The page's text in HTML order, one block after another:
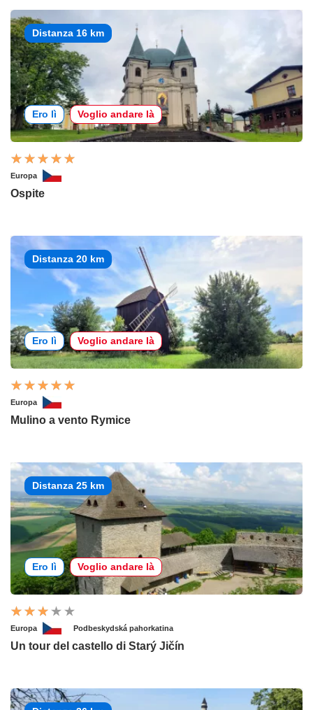
Distanza 16 km
Ero lì Voglio andare là
Europa
Ospite
Distanza 20 km
Ero lì Voglio andare là
Europa
Mulino a vento Rymice
Distanza 25 km
Ero lì Voglio andare là
Europa Podbeskydská pahorkatina
Un tour del castello di Starý Jičín